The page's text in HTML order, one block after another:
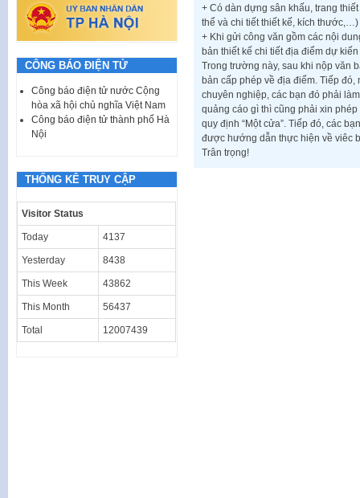
+ Có dàn dựng sân khấu, trang
thể và chi tiết thiết kế, kích thước,…)
+ Khi gửi công văn gồm các nội
bản thiết kế chi tiết địa điểm dự
Trong trường này, sau khi nộp văn
bản cấp phép về địa điểm. Tiếp
chuyên nghiệp, các bạn đó phải
quảng cáo gì thì cũng phải xin
quy định “Một cửa”. Tiếp đó, các
được hướng dẫn thực hiện về viêc
Trân trọng!
CÔNG BÁO ĐIỆN TỬ
Công báo điện tử nước Cộng
hòa xã hội chủ nghĩa Việt Nam
Công báo điện tử thành phố Hà
Nội
THỐNG KÊ TRUY CẬP
Visitor Status
Today 4137
Yesterday 8438
This Week 43862
This Month 56437
Total 12007439